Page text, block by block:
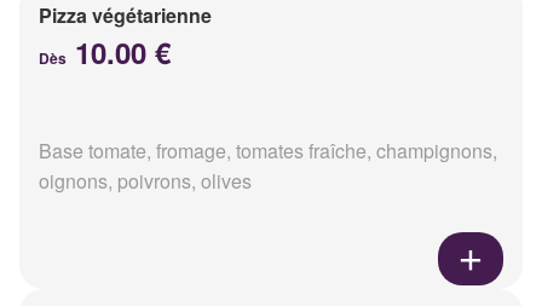
Pizza végétarienne
Dès 10.00 €
Base tomate, fromage, tomates fraîche, champignons,
oignons, poivrons, olives